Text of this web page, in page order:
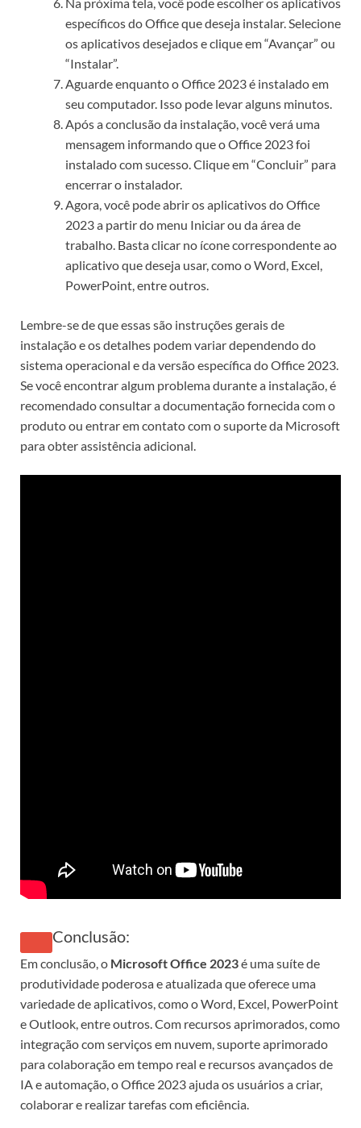
específicos do Office que deseja instalar. Selecione
os aplicativos desejados e clique em “Avançar” ou
“Instalar”.
Aguarde enquanto o Office 2023 é instalado em
seu computador. Isso pode levar alguns minutos.
Após a conclusão da instalação, você verá uma
mensagem informando que o Office 2023 foi
instalado com sucesso. Clique em “Concluir” para
encerrar o instalador.
Agora, você pode abrir os aplicativos do Office
2023 a partir do menu Iniciar ou da área de
trabalho. Basta clicar no ícone correspondente ao
aplicativo que deseja usar, como o Word, Excel,
PowerPoint, entre outros.
Lembre-se de que essas são instruções gerais de
instalação e os detalhes podem variar dependendo do
sistema operacional e da versão específica do Office 2023.
Se você encontrar algum problema durante a instalação, é
recomendado consultar a documentação fornecida com o
produto ou entrar em contato com o suporte da Microsoft
para obter assistência adicional.
Conclusão:
Em conclusão, o Microsoft Office 2023é uma suíte de
produtividade poderosa e atualizada que oferece uma
variedade de aplicativos, como o Word, Excel, PowerPoint
e Outlook, entre outros. Com recursos aprimorados, como
integração com serviços em nuvem, suporte aprimorado
para colaboração em tempo real e recursos avançados de
IA e automação, o Office 2023 ajuda os usuários a criar,
colaborar e realizar tarefas com eficiência.